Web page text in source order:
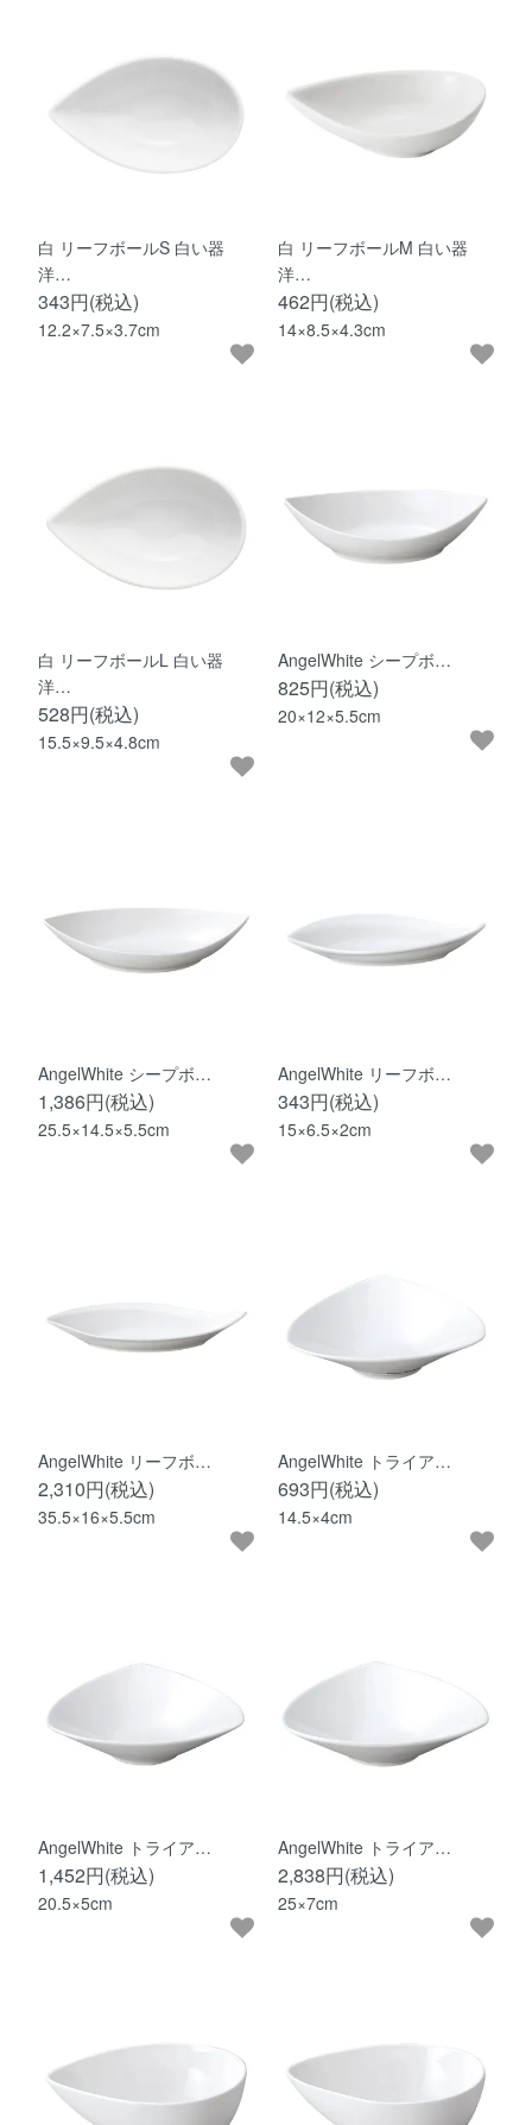
白 リーフボールS 白い器
洋…
343円(税込)
12.2×7.5×3.7cm
白 リーフボールM 白い器
洋…
462円(税込)
14×8.5×4.3cm
白 リーフボールL 白い器
洋…
528円(税込)
15.5×9.5×4.8cm
AngelWhite シープボ…
825円(税込)
20×12×5.5cm
AngelWhite シープボ…
1,386円(税込)
25.5×14.5×5.5cm
AngelWhite リーフボ…
343円(税込)
15×6.5×2cm
AngelWhite リーフボ…
2,310円(税込)
35.5×16×5.5cm
AngelWhite トライア…
693円(税込)
14.5×4cm
AngelWhite トライア…
1,452円(税込)
20.5×5cm
AngelWhite トライア…
2,838円(税込)
25×7cm